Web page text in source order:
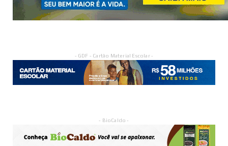
- GDF - Cartão Material Escolar -
- BioCaldo -